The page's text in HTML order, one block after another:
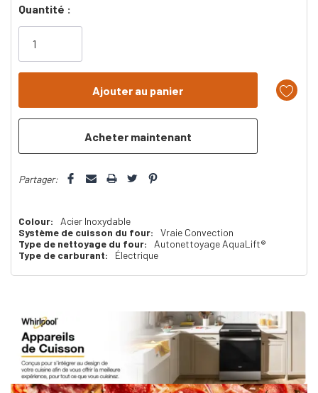
Dépêchez-
vous!
plus
Quantité :
Partager:
Colour:
Acier Inoxydable
Système de cuisson du four:
Vraie Convection
Type de nettoyage du four:
Autonettoyage AquaLift®
Type de carburant:
Électrique